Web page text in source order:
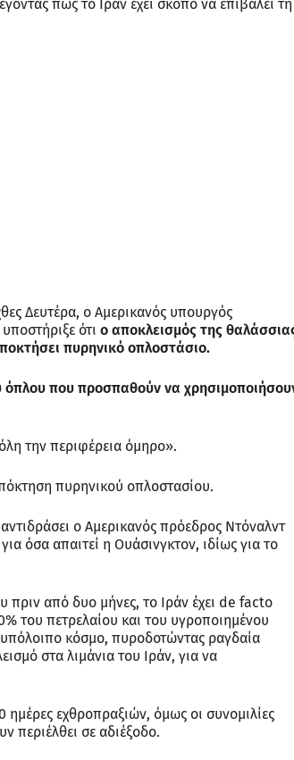
πως το Ιράν έχει σκοπό να επιβάλει τη
Δευτέρα, ο Αμερικανός υπουργός
ότι ο αποκλεισμός της
πυρηνικό οπλοστάσιο.
όπλου που προσπαθούν να
την περιφέρεια όμηρο».
πυρηνικού οπλοστασίου.
ο Αμερικανός πρόεδρος Ντόναλντ
όσα απαιτεί η Ουάσινγκτον, ιδίως για το
πριν από δυο μήνες, το Ιράν έχει de facto
του πετρελαίου και του υγροποιημένου
κόσμο, πυροδοτώντας ραγδαία
στα λιμάνια του Ιράν, για να
εχθροπραξιών, όμως οι συνομιλίες
περιέλθει σε αδιέξοδο.